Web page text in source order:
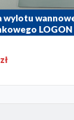
wylotu
LOGON
zł